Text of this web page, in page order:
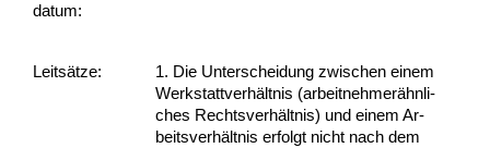
datum:
Leit­sätze:
1. Die Un­ter­schei­dung zwi­schen ei­nem
Werk­statt­verhält­nis (ar­beit­neh­merähn­li­
ches Rechts­verhält­nis) und ei­nem Ar­
beits­verhält­nis er­folgt nicht nach dem